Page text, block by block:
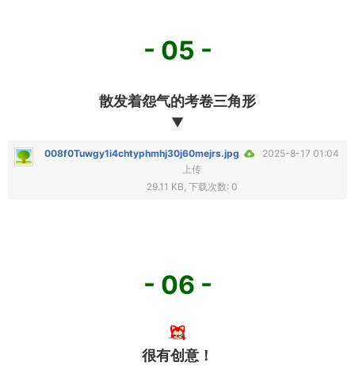
- 05 -
散发着怨气的考卷三角形
▼
008f0Tuwgy1i4chtyphmhj30j60mejrs.jpg
2025-8-17 01:04
上传
29.11 KB, 下载次数: 0
- 06 -
很有创意！